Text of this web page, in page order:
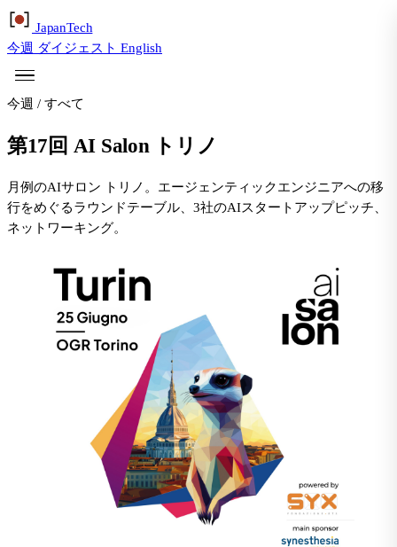
JapanTech
今週 ダイジェスト English
今週 / すべて
第17回 AI Salon トリノ
月例のAIサロン トリノ。エージェンティックエンジニアへの移
行をめぐるラウンドテーブル、3社のAIスタートアップピッチ、
ネットワーキング。